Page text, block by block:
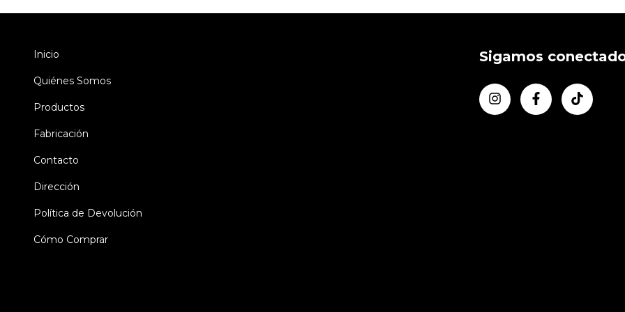
Inicio
Quiénes Somos
Productos
Fabricación
Contacto
Dirección
Política de Devolución
Cómo Comprar
Sigamos